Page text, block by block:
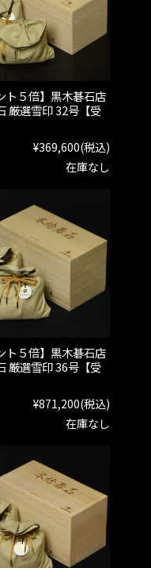
ト５倍】黒木碁石店
厳選雪印 32号【受
¥369,600(税込)
在庫なし
ト５倍】黒木碁石店
厳選雪印 36号【受
¥871,200(税込)
在庫なし